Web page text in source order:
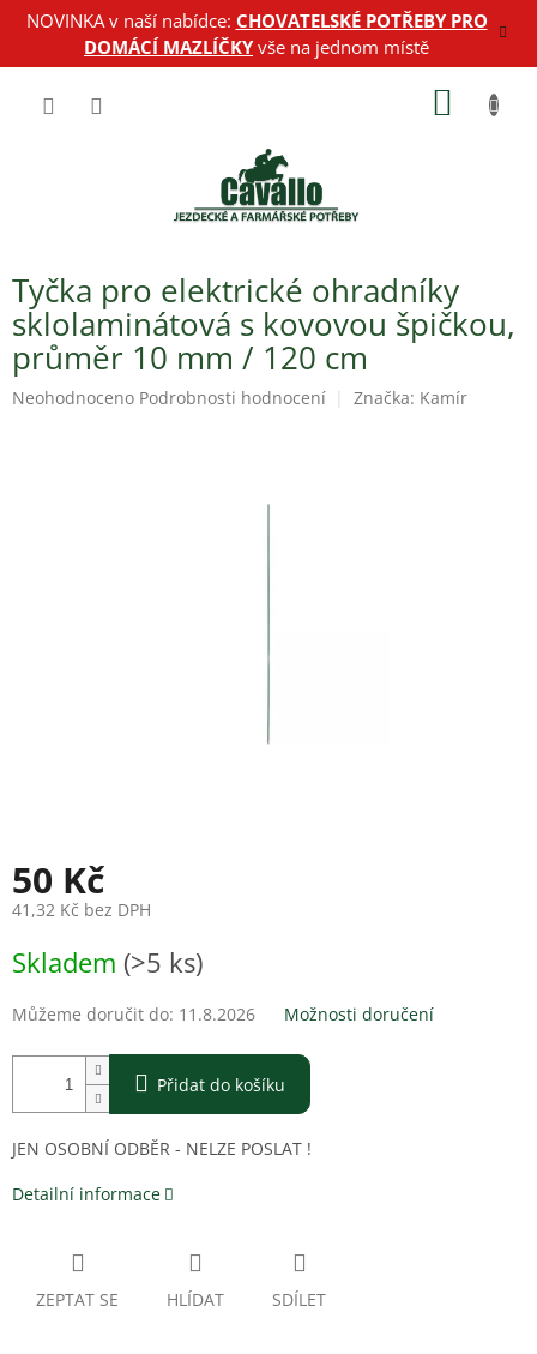
PřejítNOVINKA v naší nabídce: CHOVATELSKÉ POTŘEBY PRO
DOMÁCÍ MAZLÍČKYvše na jednom místě
Tyčka pro elektrické ohradníky
sklolaminátová s kovovou špičkou,
průměr 10 mm / 120 cm
Průměrné
Neohodnoceno Podrobnosti hodnocení Značka: Kamír
50 Kč
41,32 Kč bez DPH
cena:
Skladem (>5 ks)
Můžeme doručit do: 11.8.2026 Možnosti doručení
Přidat do košíku
JEN OSOBNÍ ODBĚR - NELZE POSLAT !
Detailní informace
ZEPTAT SE HLÍDAT SDÍLET